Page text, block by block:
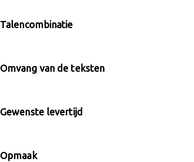
Talencombinatie
Omvang van de teksten
Gewenste levertijd
Opmaak